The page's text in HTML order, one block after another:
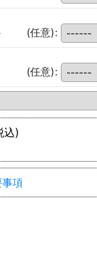
ト (任意):
(任意):
込)
項